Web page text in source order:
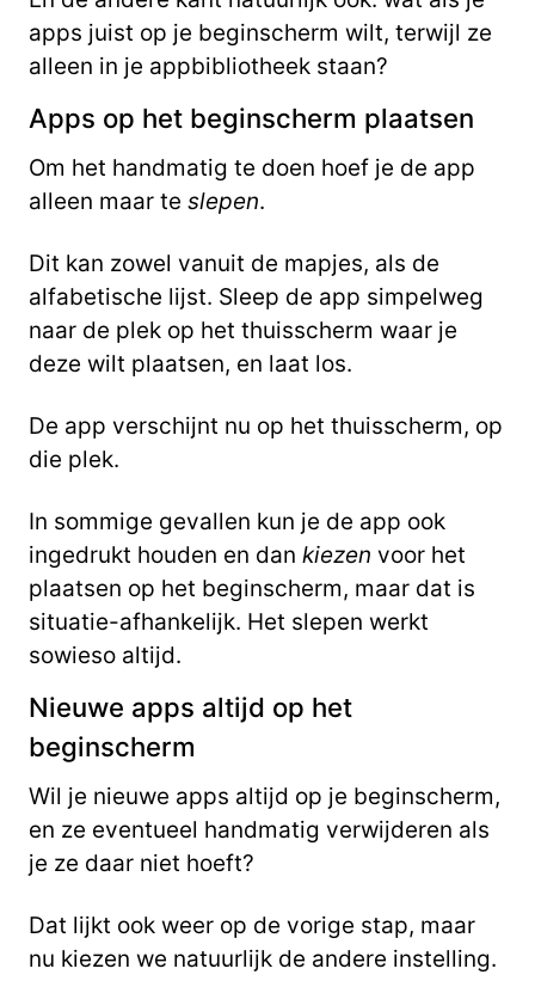
apps juist op je beginscherm wilt, terwijl ze
alleen in je appbibliotheek staan?
Apps op het beginscherm plaatsen
Om het handmatig te doen hoef je de app
alleen maar te slepen.
Dit kan zowel vanuit de mapjes, als de
alfabetische lijst. Sleep de app simpelweg
naar de plek op het thuisscherm waar je
deze wilt plaatsen, en laat los.
De app verschijnt nu op het thuisscherm, op
die plek.
In sommige gevallen kun je de app ook
ingedrukt houden en dan kiezen voor het
plaatsen op het beginscherm, maar dat is
situatie-afhankelijk. Het slepen werkt
sowieso altijd.
Nieuwe apps altijd op het
beginscherm
Wil je nieuwe apps altijd op je beginscherm,
en ze eventueel handmatig verwijderen als
je ze daar niet hoeft?
Dat lijkt ook weer op de vorige stap, maar
nu kiezen we natuurlijk de andere instelling.